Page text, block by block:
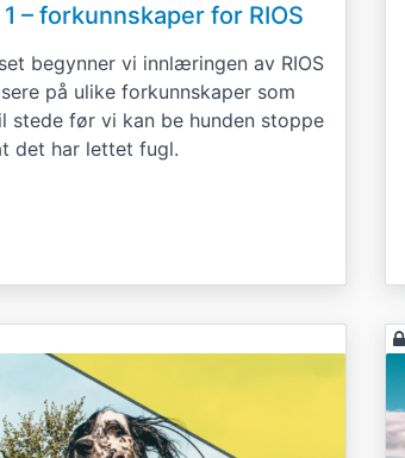
1 – forkunnskaper for RIOS
begynner vi innlæringen av RIOS
på ulike forkunnskaper som
stede før vi kan be hunden stoppe
det har lettet fugl.